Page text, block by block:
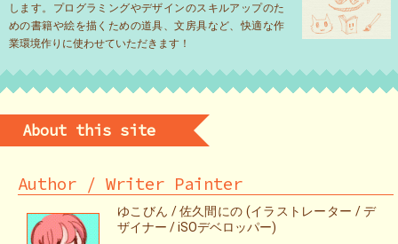
します。プログラミングやデザインのスキルアップのた
めの書籍や絵を描くための道具、文房具など、快適な作
業環境作りに使わせていただきます！
About this site
Author / Writer Painter
ゆこびん / 佐久間にの (イラストレーター / デ
ザイナー / iSOデベロッパー)